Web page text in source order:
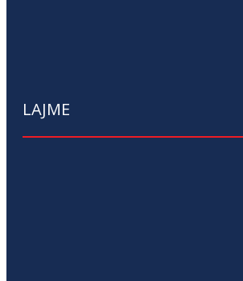
LAJME